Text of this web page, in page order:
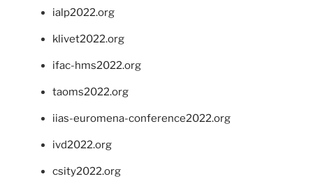
ialp2022.org
klivet2022.org
ifac-hms2022.org
taoms2022.org
iias-euromena-conference2022.org
ivd2022.org
csity2022.org